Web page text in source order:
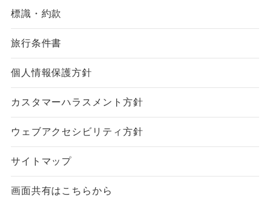
標識・約款
旅行条件書
個人情報保護方針
カスタマーハラスメント方針
ウェブアクセシビリティ方針
サイトマップ
画面共有はこちらから